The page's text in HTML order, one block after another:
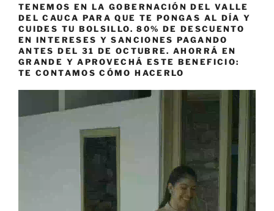
TENEMOS EN LA GOBERNACIÓN DEL VALLE
DEL CAUCA PARA QUE TE PONGAS AL DÍA Y
CUIDES TU BOLSILLO. 80% DE DESCUENTO
EN INTERESES Y SANCIONES PAGANDO
ANTES DEL 31 DE OCTUBRE. AHORRÁ EN
GRANDE Y APROVECHÁ ESTE BENEFICIO:
TE CONTAMOS CÓMO HACERLO